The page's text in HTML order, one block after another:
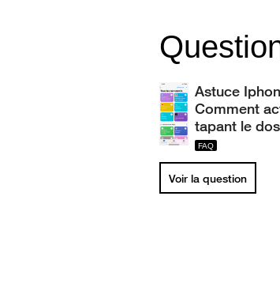
Astuce
Comment
tapant le
Voir la question